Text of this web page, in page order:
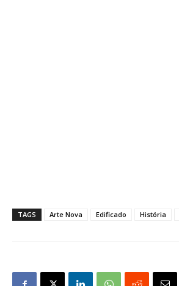
TAGS Arte Nova Edificado História